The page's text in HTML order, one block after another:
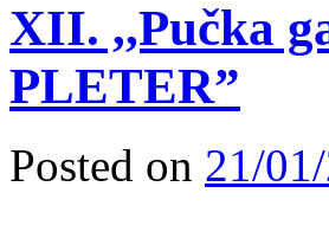
XII. ,,Pučka
PLETER”
Posted on 21/